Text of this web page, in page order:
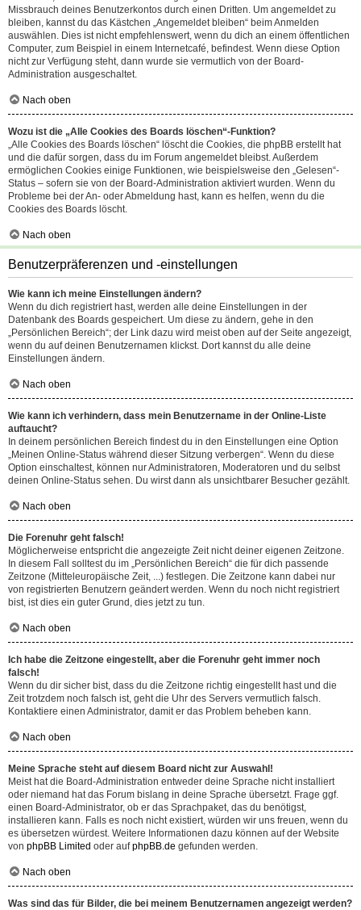
Missbrauch deines Benutzerkontos durch einen Dritten. Um angemeldet zu
bleiben, kannst du das Kästchen „Angemeldet bleiben“ beim Anmelden
auswählen. Dies ist nicht empfehlenswert, wenn du dich an einem öffentlichen
Computer, zum Beispiel in einem Internetcafé, befindest. Wenn diese Option
nicht zur Verfügung steht, dann wurde sie vermutlich von der Board-
Administration ausgeschaltet.
Nach oben
Wozu ist die „Alle Cookies des Boards löschen“-Funktion?
„Alle Cookies des Boards löschen“ löscht die Cookies, die phpBB erstellt hat
und die dafür sorgen, dass du im Forum angemeldet bleibst. Außerdem
ermöglichen Cookies einige Funktionen, wie beispielsweise den „Gelesen“-
Status – sofern sie von der Board-Administration aktiviert wurden. Wenn du
Probleme bei der An- oder Abmeldung hast, kann es helfen, wenn du die
Cookies des Boards löscht.
Nach oben
Benutzerpräferenzen und -einstellungen
Wie kann ich meine Einstellungen ändern?
Wenn du dich registriert hast, werden alle deine Einstellungen in der
Datenbank des Boards gespeichert. Um diese zu ändern, gehe in den
„Persönlichen Bereich“; der Link dazu wird meist oben auf der Seite angezeigt,
wenn du auf deinen Benutzernamen klickst. Dort kannst du alle deine
Einstellungen ändern.
Nach oben
Wie kann ich verhindern, dass mein Benutzername in der Online-Liste
auftaucht?
In deinem persönlichen Bereich findest du in den Einstellungen eine Option
„Meinen Online-Status während dieser Sitzung verbergen“. Wenn du diese
Option einschaltest, können nur Administratoren, Moderatoren und du selbst
deinen Online-Status sehen. Du wirst dann als unsichtbarer Besucher gezählt.
Nach oben
Die Forenuhr geht falsch!
Möglicherweise entspricht die angezeigte Zeit nicht deiner eigenen Zeitzone.
In diesem Fall solltest du im „Persönlichen Bereich“ die für dich passende
Zeitzone (Mitteleuropäische Zeit, ...) festlegen. Die Zeitzone kann dabei nur
von registrierten Benutzern geändert werden. Wenn du noch nicht registriert
bist, ist dies ein guter Grund, dies jetzt zu tun.
Nach oben
Ich habe die Zeitzone eingestellt, aber die Forenuhr geht immer noch
falsch!
Wenn du dir sicher bist, dass du die Zeitzone richtig eingestellt hast und die
Zeit trotzdem noch falsch ist, geht die Uhr des Servers vermutlich falsch.
Kontaktiere einen Administrator, damit er das Problem beheben kann.
Nach oben
Meine Sprache steht auf diesem Board nicht zur Auswahl!
Meist hat die Board-Administration entweder deine Sprache nicht installiert
oder niemand hat das Forum bislang in deine Sprache übersetzt. Frage ggf.
einen Board-Administrator, ob er das Sprachpaket, das du benötigst,
installieren kann. Falls es noch nicht existiert, würden wir uns freuen, wenn du
es übersetzen würdest. Weitere Informationen dazu können auf der Website
von phpBB Limited oder aufphpBB.de gefunden werden.
Nach oben
Was sind das für Bilder, die bei meinem Benutzernamen angezeigt werden?